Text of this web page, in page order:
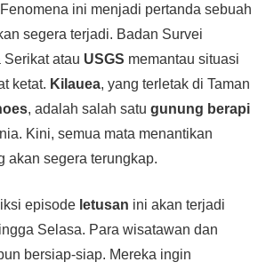
ini menjadi pertanda sebuah
segera terjadi. Badan Survei
atau USGS memantau situasi
ketat. Kilauea, yang terletak di Taman
, adalah salah satu gunung berapi
Kini, semua mata menantikan
akan segera terungkap.
episode letusan ini akan terjadi
Selasa. Para wisatawan dan
bersiap-siap. Mereka ingin